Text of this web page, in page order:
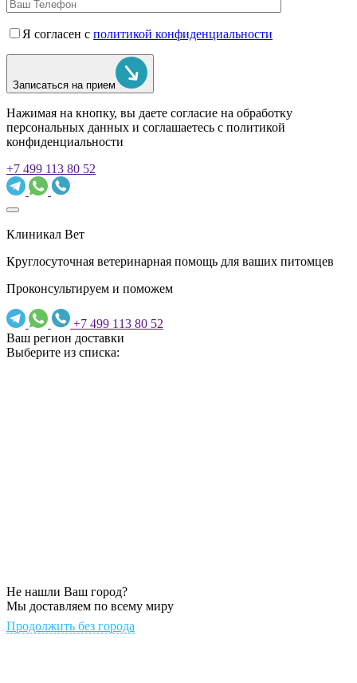
Я согласен с политикой конфиденциальности
Записаться на прием
Нажимая на кнопку, вы даете согласие на обработку
персональных данных и соглашаетесь c политикой
конфиденциальности
+7 499 113 80 52
Клиникал Вет
Круглосуточная ветеринарная помощь для ваших питомцев
Проконсультируем и поможем
+7 499 113 80 52
Ваш регион доставки
Выберите из списка:
Не нашли Ваш город?
Мы доставляем по всему миру
Продолжить без города